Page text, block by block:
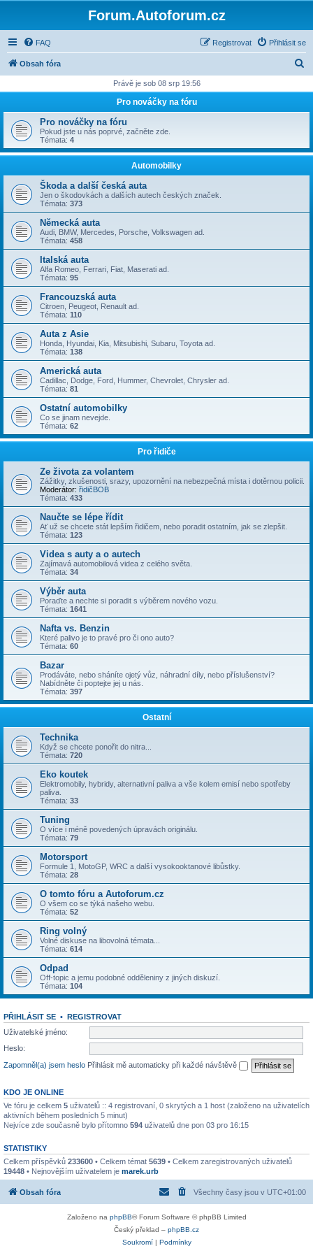
Forum.Autoforum.cz
FAQ Přihlásit se
Registrovat
Obsah fóra
d
t
Právě je sob 08 srp 19:56
Pro nováčky na fóru
Pro nováčky na fóru
Pokud jste u nás poprvé, začněte zde.
Témata: 4
Automobilky
Škoda a další česká auta
Jen o škodovkách a dalších autech českých značek.
Témata: 373
Německá auta
Audi, BMW, Mercedes, Porsche, Volkswagen ad.
Témata: 458
Italská auta
Alfa Romeo, Ferrari, Fiat, Maserati ad.
Témata: 95
Francouzská auta
Citroen, Peugeot, Renault ad.
Témata: 110
Auta z Asie
Honda, Hyundai, Kia, Mitsubishi, Subaru, Toyota ad.
Témata: 138
Americká auta
Cadillac, Dodge, Ford, Hummer, Chevrolet, Chrysler ad.
Témata: 81
Ostatní automobilky
Co se jinam nevejde.
Témata: 62
Pro řidiče
Ze života za volantem
Zážitky, zkušenosti, srazy, upozornění na nebezpečná místa i dotěrnou policii.
Moderátor: řidičBOB
Témata: 433
Naučte se lépe řídit
Ať už se chcete stát lepším řidičem, nebo poradit ostatním, jak se zlepšit.
Témata: 123
Videa s auty a o autech
Zajímavá automobilová videa z celého světa.
Témata: 34
Výběr auta
Poraďte a nechte si poradit s výběrem nového vozu.
Témata: 1641
Nafta vs. Benzin
Které palivo je to pravé pro či ono auto?
Témata: 60
Bazar
Prodáváte, nebo sháníte ojetý vůz, náhradní díly, nebo příslušenství?
Nabídněte či poptejte jej u nás.
Témata: 397
Ostatní
Technika
Když se chcete ponořit do nitra...
Témata: 720
Eko koutek
Elektromobily, hybridy, alternativní paliva a vše kolem emisí nebo spotřeby
paliva.
Témata: 33
Tuning
O více i méně povedených úpravách originálu.
Témata: 79
Motorsport
Formule 1, MotoGP, WRC a další vysokooktanové libůstky.
Témata: 28
O tomto fóru a Autoforum.cz
O všem co se týká našeho webu.
Témata: 52
Ring volný
Volné diskuse na libovolná témata...
Témata: 614
Odpad
Off-topic a jemu podobné odděleniny z jiných diskuzí.
Témata: 104
PŘIHLÁSIT SE • REGISTROVAT
Uživatelské jméno:
Heslo:
Zapomněl(a) jsem heslo Přihlásit mě automaticky při každé návštěvě
KDO JE ONLINE
Ve fóru je celkem 5 uživatelů :: 4 registrovaní, 0 skrytých a 1 host (založeno na uživatelích
aktivních během posledních 5 minut)
Nejvíce zde současně bylo přítomno 594 uživatelů dne pon 03 pro 16:15
STATISTIKY
Celkem příspěvků 233600 • Celkem témat 5639 • Celkem zaregistrovaných uživatelů
19448 • Nejnovějším uživatelem je marek.urb
Obsah fóra Všechny časy jsou v UTC+01:00
Založeno na phpBB® Forum Software © phpBB Limited
Český překlad – phpBB.cz
Soukromí| Podmínky